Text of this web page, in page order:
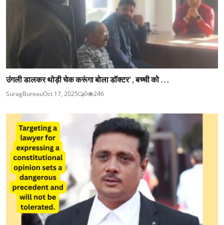
उंगली डालकर थोड़ी चेक करूंगा बोला डॉक्टर', बच्ची को ...
SuragBureauOct 17, 2025 0 246